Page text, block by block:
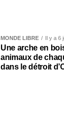
MONDE LIBRE Il y a 6
Une arche en
animaux de
dans le détroit